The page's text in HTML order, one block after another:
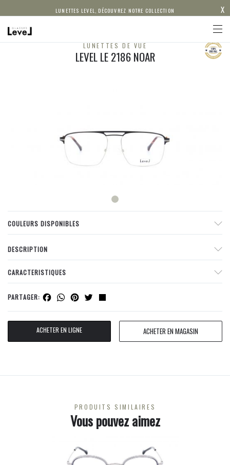
LUNETTES LEVEL, DÉCOUVREZ NOTRE COLLECTION X
LUNETTES DE VUE
LEVEL LE 2186 NOAR
COULEURS DISPONIBLES
DESCRIPTION
CARACTERISTIQUES
PARTAGER: Facebook
WhatsApp
Pinterest
Twitter
ACHETER EN LIGNE ACHETER EN MAGASIN
PRODUITS SIMILAIRES
Vous pouvez aimez